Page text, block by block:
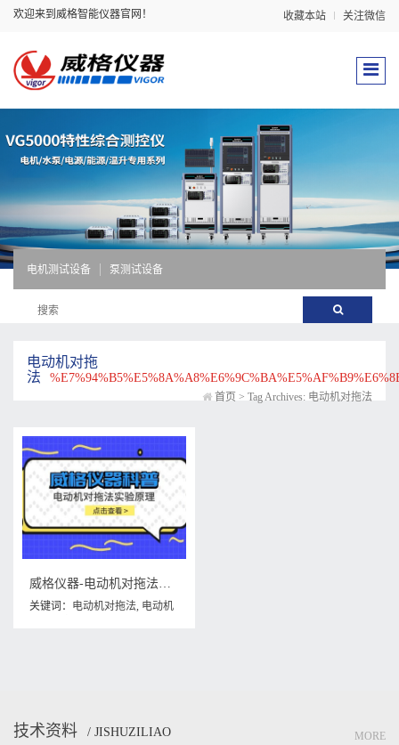
欢迎来到威格智能仪器官网！ 收藏本站 关注微信
电机测试设备 泵测试设备
电动机对拖
法
首页 > Tag Archives: 电动机对拖法
威格仪器-电动机对拖法实验原理
关键词： 电动机对拖法, 电动机
技术资料 / JISHUZILIAO MORE